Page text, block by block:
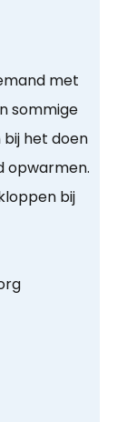
met
sommige
het doen
opwarmen.
bij